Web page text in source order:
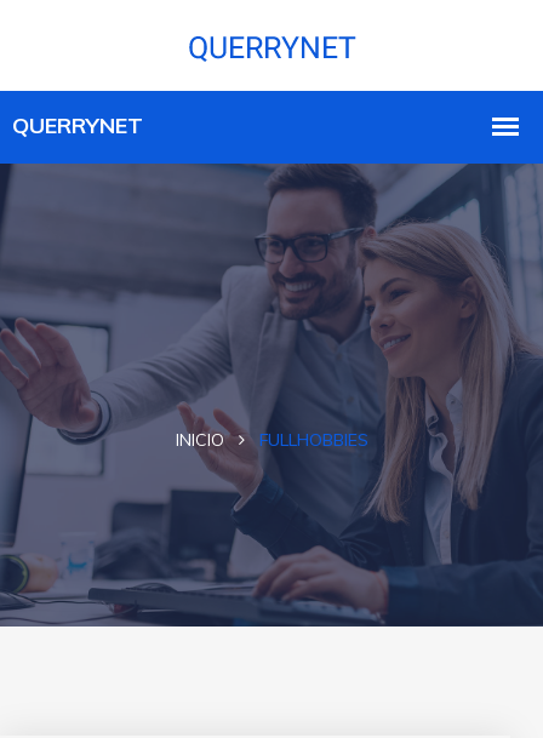
INICIO FULLHOBBIES